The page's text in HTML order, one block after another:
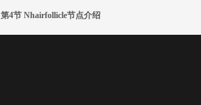
第4节 Nhairfollicle节点介绍